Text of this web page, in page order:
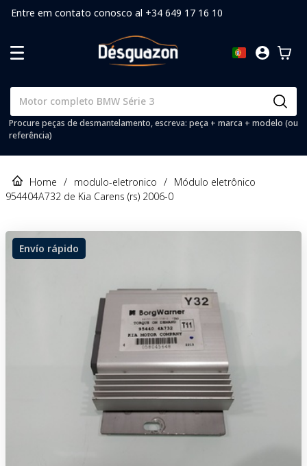
Entre em contato conosco al +34 649 17 16 10
Procure peças de desmantelamento, escreva: peça + marca + modelo (ou
referência)
Home / modulo-eletronico / Módulo eletrônico
954404A732 de Kia Carens (rs) 2006-0
Envío rápido